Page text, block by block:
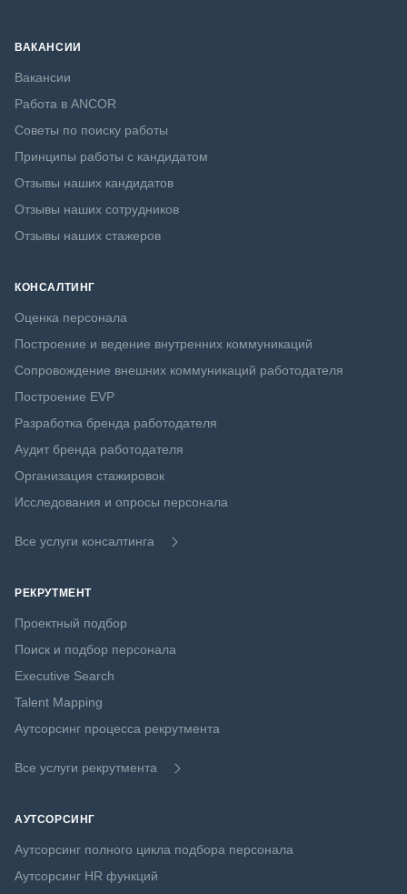
ВАКАНСИИ
Вакансии
Работа в ANCOR
Советы по поиску работы
Принципы работы с кандидатом
Отзывы наших кандидатов
Отзывы наших сотрудников
Отзывы наших стажеров
КОНСАЛТИНГ
Оценка персонала
Построение и ведение внутренних коммуникаций
Сопровождение внешних коммуникаций работодателя
Построение EVP
Разработка бренда работодателя
Аудит бренда работодателя
Организация стажировок
Исследования и опросы персонала
Все услуги консалтинга
РЕКРУТМЕНТ
Проектный подбор
Поиск и подбор персонала
Executive Search
Talent Mapping
Аутсорсинг процесса рекрутмента
Все услуги рекрутмента
АУТСОРСИНГ
Аутсорсинг полного цикла подбора персонала
Аутсорсинг HR функций